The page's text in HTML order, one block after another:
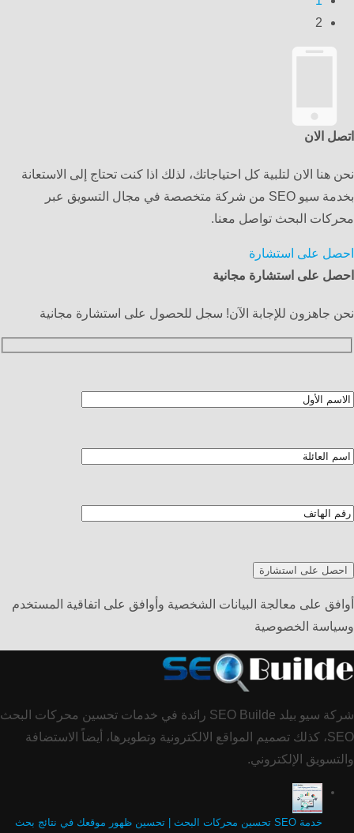
2
اتصل الان
نحن هنا الان لتلبية كل احتياجاتك، لذلك اذا كنت تحتاج إلى الاستعانة
بخدمة سيو SEO من شركة متخصصة في مجال التسويق عبر
محركات البحث تواصل معنا.
احصل على استشارة
احصل على استشارة مجانية
نحن جاهزون للإجابة الآن! سجل للحصول على استشارة مجانية
أوافق على معالجة البيانات الشخصية وأوافق على اتفاقية المستخدم
وسياسة الخصوصية
شركة سيو بيلد SEO Builde رائدة في خدمات تحسين محركات البحث
SEO، كذلك تصميم المواقع الالكترونية وتطويرها، أيضاً الاستضافة
والتسويق الإلكتروني.
خدمة SEO تحسين محركات البحث | تحسين ظهور موقعك في نتائج بحث